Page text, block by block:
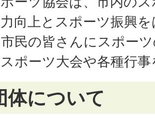
向上とスポーツ振興
民の皆さんにスポー
ポーツ大会や各種行
体について